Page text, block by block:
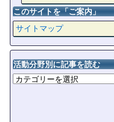
このサイトを「ご案内」
サイトマップ
活動分野別に記事を読む